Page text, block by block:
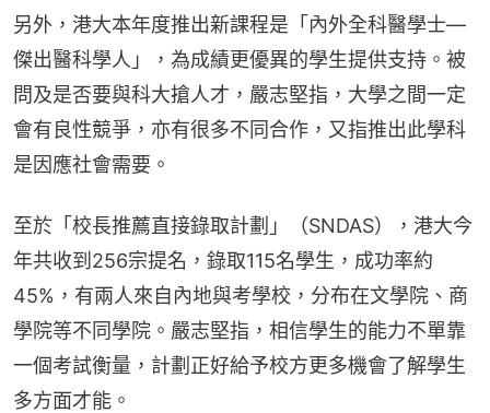
另外，港大本年度推出新課程是「內外全科醫學士—
傑出醫科學人」，為成績更優異的學生提供支持。被
問及是否要與科大搶人才，嚴志堅指，大學之間一定
會有良性競爭，亦有很多不同合作，又指推出此學科
是因應社會需要。
至於「校長推薦直接錄取計劃」（SNDAS），港大今
年共收到256宗提名，錄取115名學生，成功率約
45%，有兩人來自內地與考學校，分布在文學院、商
學院等不同學院。嚴志堅指，相信學生的能力不單靠
一個考試衡量，計劃正好給予校方更多機會了解學生
多方面才能。